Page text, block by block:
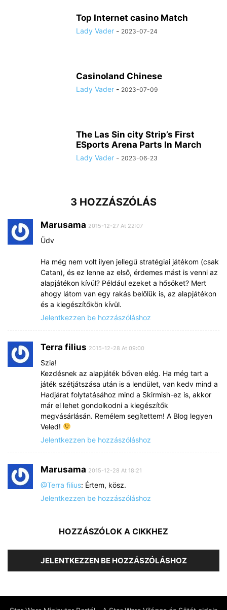
Top Internet casino Match
Lady Vader - 2023-07-24
Casinoland Chinese
Lady Vader - 2023-07-09
The Las Sin city Strip’s First
ESports Arena Parts In March
Lady Vader - 2023-06-23
3 HOZZÁSZÓLÁS
Marusama 2015-12-27 At 22:07
Üdv
Ha még nem volt ilyen jellegű stratégiai játékom (csak
Catan), és ez lenne az első, érdemes mást is venni az
alapjátékon kívül? Például ezeket a hősöket? Mert
ahogy látom van egy rakás belőlük is, az alapjátékon
és a kiegészítőkön kívül.
Jelentkezzen be hozzászóláshoz
Terra filius 2015-12-28 At 09:00
Szia!
Kezdésnek az alapjáték bőven elég. Ha még tart a
játék szétjátszása után is a lendület, van kedv mind a
Hadjárat folytatásához mind a Skirmish-ez is, akkor
már el lehet gondolkodni a kiegészítők
megvásárlásán. Remélem segítettem! A Blog legyen
Veled!
Jelentkezzen be hozzászóláshoz
Marusama 2015-12-28 At 18:21
@Terra filius: Értem, kösz.
Jelentkezzen be hozzászóláshoz
HOZZÁSZÓLOK A CIKKHEZ
JELENTKEZZEN BE HOZZÁSZÓLÁSHOZ